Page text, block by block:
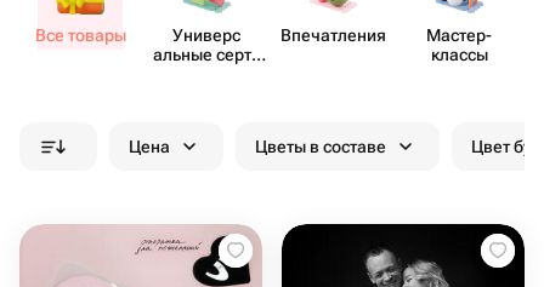
Все товары
Универс​
альные серти​
Впеча​тления
Мастер-​
классы
Цена Цветы в составе Цвет